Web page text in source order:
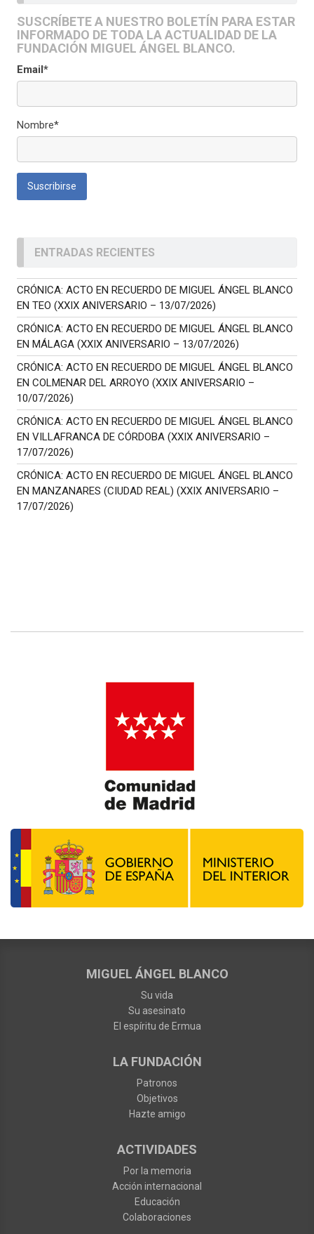
SUSCRÍBETE A NUESTRO BOLETÍN PARA ESTAR
INFORMADO DE TODA LA ACTUALIDAD DE LA
FUNDACIÓN MIGUEL ÁNGEL BLANCO.
Email*
Nombre*
ENTRADAS RECIENTES
CRÓNICA: ACTO EN RECUERDO DE MIGUEL ÁNGEL BLANCO
EN TEO (XXIX ANIVERSARIO – 13/07/2026)
CRÓNICA: ACTO EN RECUERDO DE MIGUEL ÁNGEL BLANCO
EN MÁLAGA (XXIX ANIVERSARIO – 13/07/2026)
CRÓNICA: ACTO EN RECUERDO DE MIGUEL ÁNGEL BLANCO
EN COLMENAR DEL ARROYO (XXIX ANIVERSARIO –
10/07/2026)
CRÓNICA: ACTO EN RECUERDO DE MIGUEL ÁNGEL BLANCO
EN VILLAFRANCA DE CÓRDOBA (XXIX ANIVERSARIO –
17/07/2026)
CRÓNICA: ACTO EN RECUERDO DE MIGUEL ÁNGEL BLANCO
EN MANZANARES (CIUDAD REAL) (XXIX ANIVERSARIO –
17/07/2026)
MIGUEL ÁNGEL BLANCO
Su vida
Su asesinato
El espíritu de Ermua
LA FUNDACIÓN
Patronos
Objetivos
Hazte amigo
ACTIVIDADES
Por la memoria
Acción internacional
Educación
Colaboraciones